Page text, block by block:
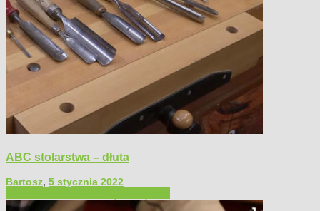
ABC stolarstwa – dłuta
Bartosz, 5 stycznia 2022